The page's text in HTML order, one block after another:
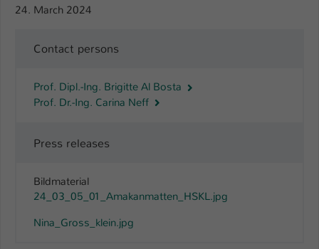
24. March 2024
Contact persons
Prof. Dipl.-Ing. Brigitte Al Bosta
Prof. Dr.-Ing. Carina Neff
Press releases
Bildmaterial
24_03_05_01_Amakanmatten_HSKL.jpg
Nina_Gross_klein.jpg